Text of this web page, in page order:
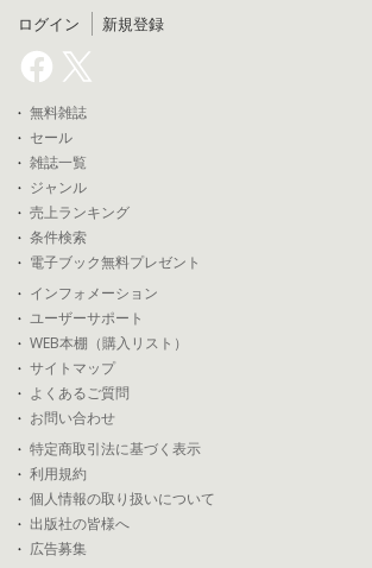
ログイン 新規登録
無料雑誌
セール
雑誌一覧
ジャンル
売上ランキング
条件検索
電子ブック無料プレゼント
インフォメーション
ユーザーサポート
WEB本棚（購入リスト）
サイトマップ
よくあるご質問
お問い合わせ
特定商取引法に基づく表示
利用規約
個人情報の取り扱いについて
出版社の皆様へ
広告募集